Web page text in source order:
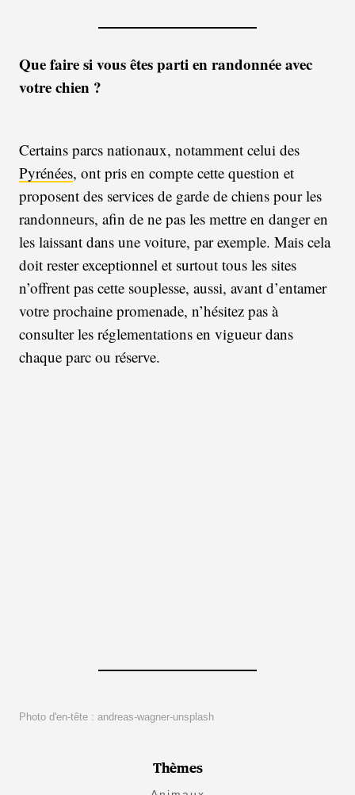
Que faire si vous êtes parti en randonnée avec
votre chien ?
Certains parcs nationaux, notamment celui des
Pyrénées, ont pris en compte cette question et
proposent des services de garde de chiens pour les
randonneurs, afin de ne pas les mettre en danger en
les laissant dans une voiture, par exemple. Mais cela
doit rester exceptionnel et surtout tous les sites
n’offrent pas cette souplesse, aussi, avant d’entamer
votre prochaine promenade, n’hésitez pas à
consulter les réglementations en vigueur dans
chaque parc ou réserve.
Photo d'en-tête : andreas-wagner-unsplash
Thèmes